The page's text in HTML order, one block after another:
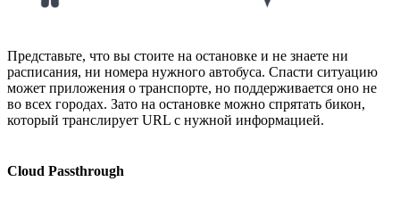
Представьте, что вы стоите на остановке и не знаете ни
расписания, ни номера нужного автобуса. Спасти ситуацию
может приложения о транспорте, но поддерживается оно не
во всех городах. Зато на остановке можно спрятать бикон,
который транслирует URL с нужной информацией.
Cloud Passthrough